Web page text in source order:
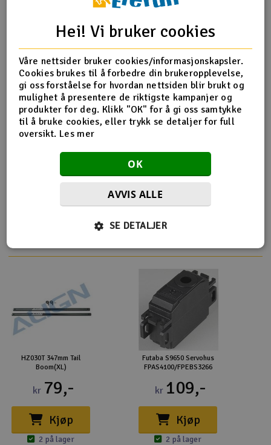
Raketter
Smarthjem, lek & hobby
Solenergi
Sparkesykler & elkjøretøy
Verktøy, utstyr & tilbehør
Produktinformasjon
HS1296 450V3 Main Rotor Housing Set
Flere detaljer
Produktet er
Reservedeler Align T-Rex 450
Flere så også på
HZ030T 347mm Tail
Boom(XL)
kr 79,-
Kjøp
2 på lager
Futaba S9650 Servohus
FPAS4100/FPEBS3266
kr 109,-
Kjøp
2 på lager
Hei! Vi bruker cookies
Våre nettsider bruker cookies/informasjonskapsler.
Cookies brukes til å forbedre din brukeropplevelse,
gi oss forståelse for hvordan nettsiden blir brukt og
mulighet å presentere de riktigste kampanjer og
produkter for deg. Klikk "OK" for å gi oss samtykke
til å bruke cookies, eller trykk se detaljer for full
oversikt. Les mer
OK
AVVIS ALLE
SE DETALJER